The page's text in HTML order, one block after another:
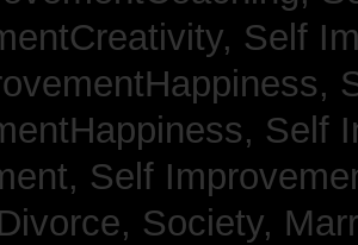
Self
Self
Self
Society,